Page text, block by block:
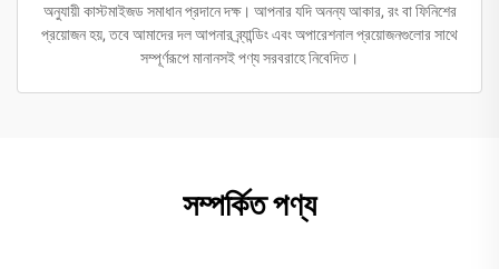
অনুযায়ী কাস্টমাইজড সমাধান প্রদানে দক্ষ। আপনার যদি অনন্য আকার, রং বা ফিনিশের
প্রয়োজন হয়, তবে আমাদের দল আপনার ব্র্যান্ডিং এবং অপারেশনাল প্রয়োজনগুলোর সাথে
সম্পূর্ণরূপে মানানসই পণ্য সরবরাহে নিবেদিত।
সম্পর্কিত পণ্য